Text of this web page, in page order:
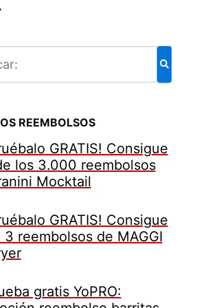
REEMBOLSOS
GRATIS! Consigue
los 3.000 reembolsos
Mocktail
GRATIS! Consigue
3 reembolsos de MAGGI
gratis YoPRO: